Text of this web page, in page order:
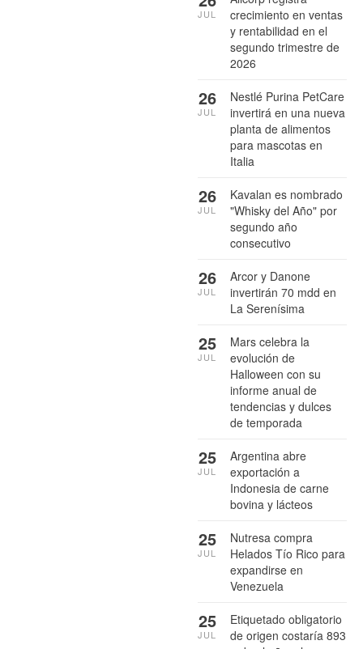
crecimiento en ventas
y rentabilidad en el
segundo trimestre de
2026
JUL
Nestlé Purina PetCare
invertirá en una nueva
planta de alimentos
para mascotas en
Italia
26
JUL
Kavalan es nombrado
"Whisky del Año" por
segundo año
consecutivo
26
JUL
Arcor y Danone
invertirán 70 mdd en
La Serenísima
26
JUL
Mars celebra la
evolución de
Halloween con su
informe anual de
tendencias y dulces
de temporada
25
JUL
Argentina abre
exportación a
Indonesia de carne
bovina y lácteos
25
JUL
Nutresa compra
Helados Tío Rico para
expandirse en
Venezuela
25
JUL
Etiquetado obligatorio
de origen costaría 893
25
JUL